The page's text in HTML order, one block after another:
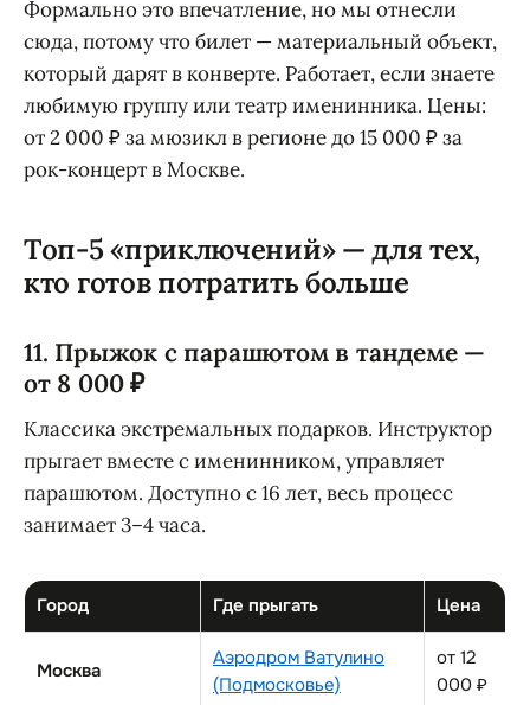
Формально это впечатление, но мы отнесли
сюда, потому что билет — материальный объект,
который дарят в конверте. Работает, если знаете
любимую группу или театр именинника. Цены:
от 2 000 ₽ за мюзикл в регионе до 15 000 ₽ за
рок-концерт в Москве.
Топ-5 «приключений» — для тех,
кто готов потратить больше
11. Прыжок с парашютом в тандеме —
от 8 000 ₽
Классика экстремальных подарков. Инструктор
прыгает вместе с именинником, управляет
парашютом. Доступно с 16 лет, весь процесс
занимает 3–4 часа.
Город Где прыгать Цена
Москва
Аэродром Ватулино
(Подмосковье)
от 12
000 ₽